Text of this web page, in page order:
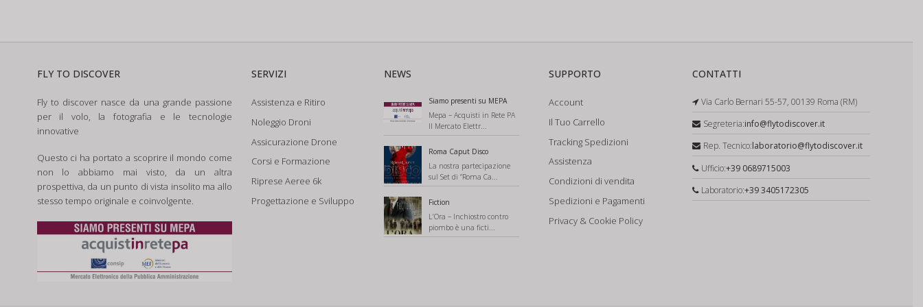
FLY TO DISCOVER
Fly to discover nasce da una grande passione
per il volo, la fotografia e le tecnologie
innovative
Questo ci ha portato a scoprire il mondo come
non lo abbiamo mai visto, da un altra
prospettiva, da un punto di vista insolito ma allo
stesso tempo originale e coinvolgente.
SERVIZI
Assistenza e Ritiro
Noleggio Droni
Assicurazione Drone
Corsi e Formazione
Riprese Aeree 6k
Progettazione e Sviluppo
NEWS
Siamo presenti su MEPA
Mepa – Acquisti in Rete PA
Il Mercato Elettr...
Roma Caput Disco
La nostra partecipazione
sul Set di “Roma Ca...
Fiction
L’Ora – Inchiostro contro
piombo è una ficti...
SUPPORTO
Account
Il Tuo Carrello
Tracking Spedizioni
Assistenza
Condizioni di vendita
Spedizioni e Pagamenti
Privacy & Cookie Policy
CONTATTI
Via Carlo Bernari 55-57, 00139 Roma (RM)
Segreteria:info@flytodiscover.it
Rep. Tecnico:laboratorio@flytodiscover.it
Ufficio:+39 0689715003
Laboratorio:+39 3405172305